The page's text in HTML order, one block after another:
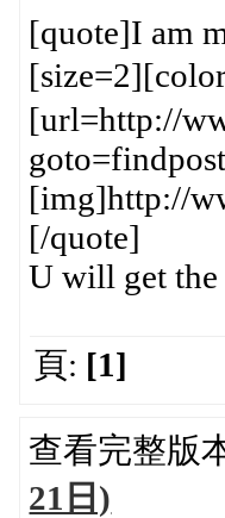
[quote]I am
[url=http://
[img]http://
[/quote]
U will get the
頁: [1]
查看完整版
21日)